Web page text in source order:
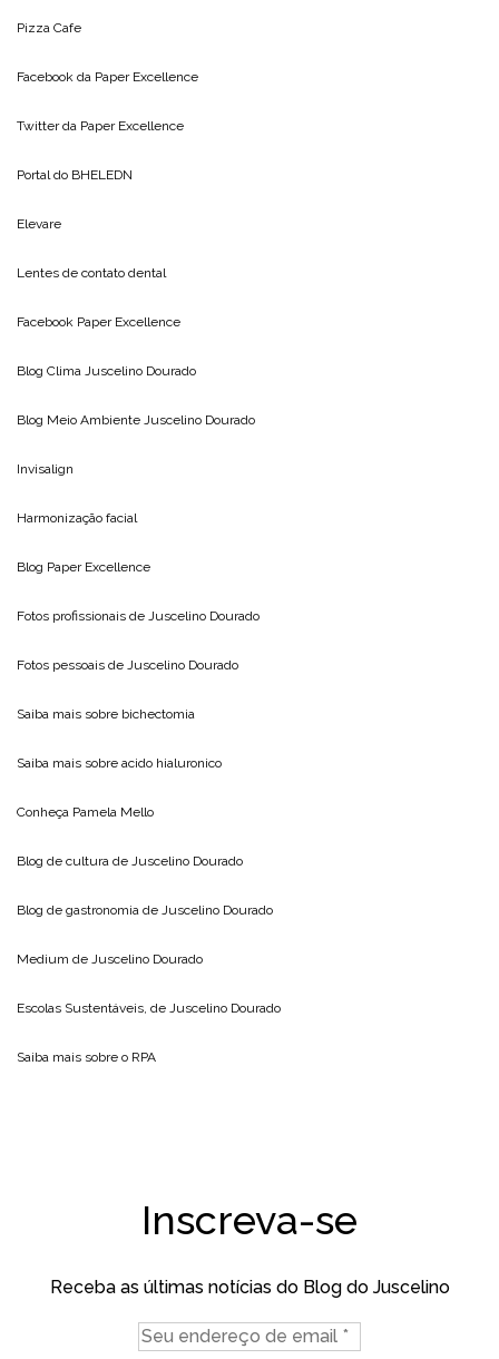
Pizza Cafe
Facebook da Paper Excellence
Twitter da Paper Excellence
Portal do BHELEDN
Elevare
Lentes de contato dental
Facebook Paper Excellence
Blog Clima Juscelino Dourado
Blog Meio Ambiente Juscelino Dourado
Invisalign
Harmonização facial
Blog Paper Excellence
Fotos profissionais de Juscelino Dourado
Fotos pessoais de Juscelino Dourado
Saiba mais sobre bichectomia
Saiba mais sobre acido hialuronico
Conheça Pamela Mello
Blog de cultura de Juscelino Dourado
Blog de gastronomia de Juscelino Dourado
Medium de Juscelino Dourado
Escolas Sustentáveis, de Juscelino Dourado
Saiba mais sobre o RPA
Inscreva-se
Receba as últimas notícias do Blog do Juscelino